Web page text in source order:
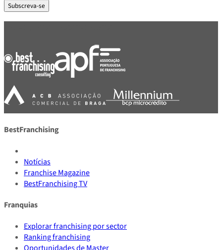
Subscreva-se
BestFranchising
Notícias
Franchise Magazine
BestFranchising TV
Franquias
Explorar franchising por sector
Ranking franchising